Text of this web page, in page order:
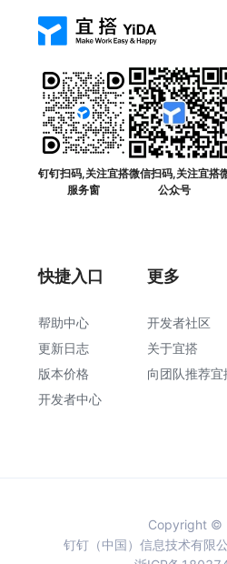
钉钉扫码,关注宜搭
服务窗
微信扫码,关注宜搭
公众号
快捷入口
帮助中心
更新日志
版本价格
开发者中心
更多
开发者社区
关于宜搭
向团队推荐宜
Copyright ©
钉钉（中国）信息技术有限